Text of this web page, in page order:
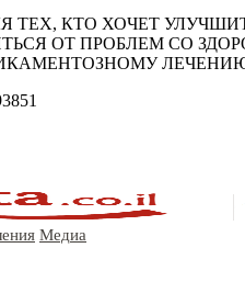
КТО ХОЧЕТ УЛУЧШИТЬ
ОТ ПРОБЛЕМ СО
ЛЕЧЕНИЮ.
Медиа